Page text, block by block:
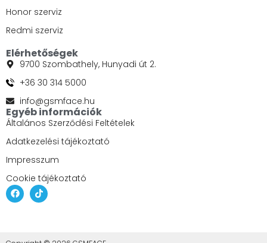
Honor szerviz
Redmi szerviz
Elérhetőségek
9700 Szombathely, Hunyadi út 2.
+36 30 314 5000
info@gsmface.hu
Egyéb információk
Általános Szerződési Feltételek
Adatkezelési tájékoztató
Impresszum
Cookie tájékoztató